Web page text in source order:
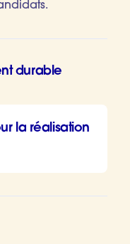
durable
la réalisation